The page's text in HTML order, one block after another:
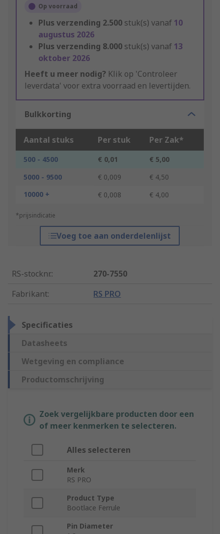
Op voorraad
Plus verzending 2.500 stuk(s) vanaf 10
augustus 2026
Plus verzending 8.000 stuk(s) vanaf 13
oktober 2026
Heeft u meer nodig? Klik op 'Controleer
leverdata' voor extra voorraad en levertijden.
Bulkkorting
Aantal stuks Per stuk Per Zak*
500 - 4500 € 0,01
€ 5,00
5000 - 9500
€ 0,009
€ 4,50
10000 +
€ 0,008 € 4,00
*prijsindicatie
Voeg toe aan onderdelenlijst
RS-stocknr.:
270-7550
Fabrikant: RS PRO
Specificaties
Datasheets
Wetgeving en compliance
Productomschrijving
Zoek vergelijkbare producten door een
of meer kenmerken te selecteren.
Alles selecteren
Merk
RS PRO
Product Type
Bootlace Ferrule
Pin Diameter